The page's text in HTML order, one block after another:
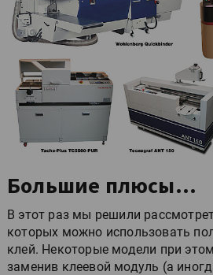
Большие плюсы…
В этот раз мы решили
которых можно использовать
клей. Некоторые модели при
заменив клеевой модуль (а